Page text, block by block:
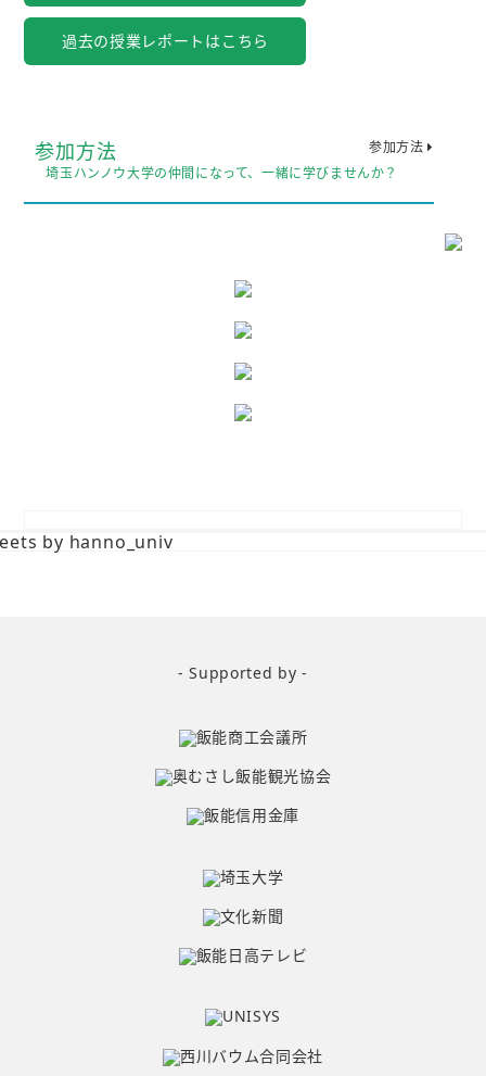
過去の授業レポートはこちら
参加方法
埼玉ハンノウ大学の仲間になって、一緒に学びませんか？
参加方法
by hanno_univ
- Supported by -